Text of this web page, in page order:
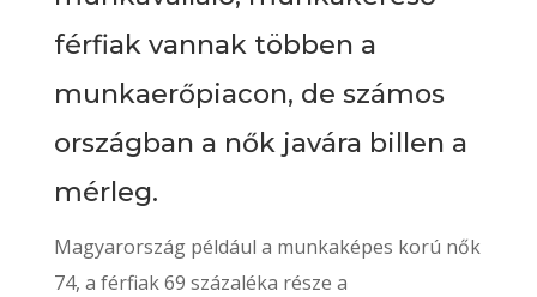
férfiak vannak többen a
munkaerőpiacon, de számos
országban a nők javára billen a
mérleg.
Magyarország például a munkaképes korú nők
74, a férfiak 69 százaléka része a